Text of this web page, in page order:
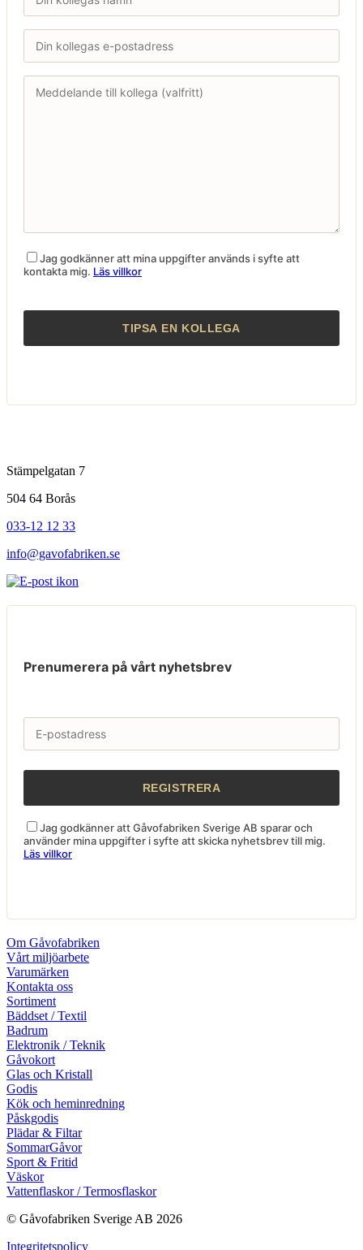
Jag godkänner att mina uppgifter används i syfte att
kontakta mig. Läs villkor
Stämpelgatan 7
504 64 Borås
033-12 12 33
info@gavofabriken.se
Prenumerera på vårt nyhetsbrev
Jag godkänner att Gåvofabriken Sverige AB sparar och
använder mina uppgifter i syfte att skicka nyhetsbrev till mig.
Läs villkor
Om Gåvofabriken
Vårt miljöarbete
Varumärken
Kontakta oss
Sortiment
Bäddset / Textil
Badrum
Elektronik / Teknik
Gåvokort
Glas och Kristall
Godis
Kök och heminredning
Påskgodis
Plädar & Filtar
SommarGåvor
Sport & Fritid
Väskor
Vattenflaskor / Termosflaskor
© Gåvofabriken Sverige AB 2026
Integritetspolicy